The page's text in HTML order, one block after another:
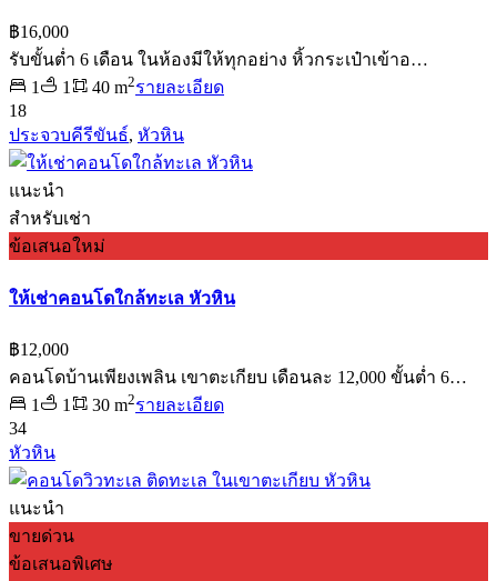
฿16,000
รับขั้นต่ำ 6 เดือน ในห้องมีให้ทุกอย่าง หิ้วกระเป๋าเข้าอ…
1
1 40 m2รายละเอียด
18
ประจวบคีรีขันธ์, หัวหิน
แนะนำ
สำหรับเช่า
ข้อเสนอใหม่
ให้เช่าคอนโดใกล้ทะเล หัวหิน
฿12,000
คอนโดบ้านเพียงเพลิน เขาตะเกียบ เดือนละ 12,000 ขั้นต่ำ 6…
1
1 30 m2รายละเอียด
34
หัวหิน
แนะนำ
ขายด่วน
ข้อเสนอพิเศษ